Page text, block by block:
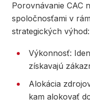
Porovnávanie CAC
spoločnosťami v
strategických výhod:
Výkonnosť:
získavajú
Alokácia
kam alokovať